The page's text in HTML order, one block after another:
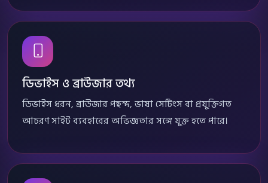
ডিভাইস ও ব্রাউজার তথ্য
ডিভাইস ধরন, ব্রাউজার পছন্দ, ভাষা সেটিংস বা প্রযুক্তিগত
আচরণ সাইট ব্যবহারের অভিজ্ঞতার সঙ্গে যুক্ত হতে পারে।